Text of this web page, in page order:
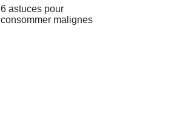
6 astuces pour
consommer malignes